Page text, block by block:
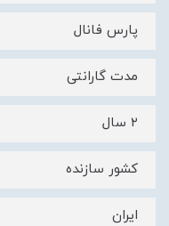
پارس فانال
مدت گارانتی
۲ سال
کشور سازنده
ایران